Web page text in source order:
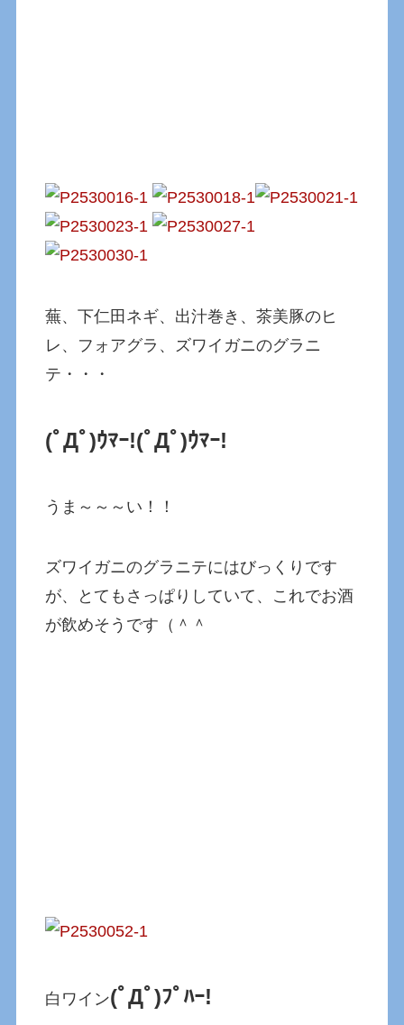
蕪、下仁田ネギ、出汁巻き、茶美豚のヒ
レ、フォアグラ、ズワイガニのグラニ
テ・・・
(ﾟДﾟ)ｳﾏｰ!(ﾟДﾟ)ｳﾏｰ!
うま～～～い！！
ズワイガニのグラニテにはびっくりです
が、とてもさっぱりしていて、これでお酒
が飲めそうです（＾＾
白ワイン(ﾟДﾟ)ﾌﾟﾊｰ!